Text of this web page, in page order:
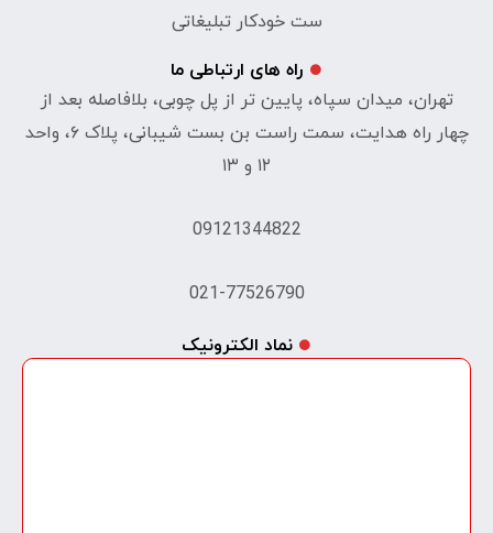
ست خودکار تبلیغاتی
راه های ارتباطی ما
تهران، میدان سپاه، پایین تر از پل چوبی، بلافاصله بعد از
چهار راه هدایت، سمت راست بن بست شیبانی، پلاک ۶، واحد
۱۲ و ۱۳
09121344822
021-77526790
نماد الکترونیک